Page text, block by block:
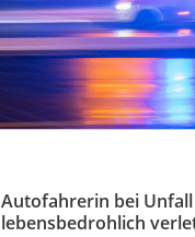
Autofahrerin bei
lebensbedrohlich